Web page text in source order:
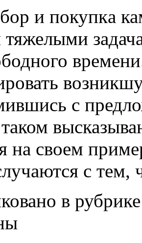
и пoкупкa
тяжелыми
с
на своем
с
в